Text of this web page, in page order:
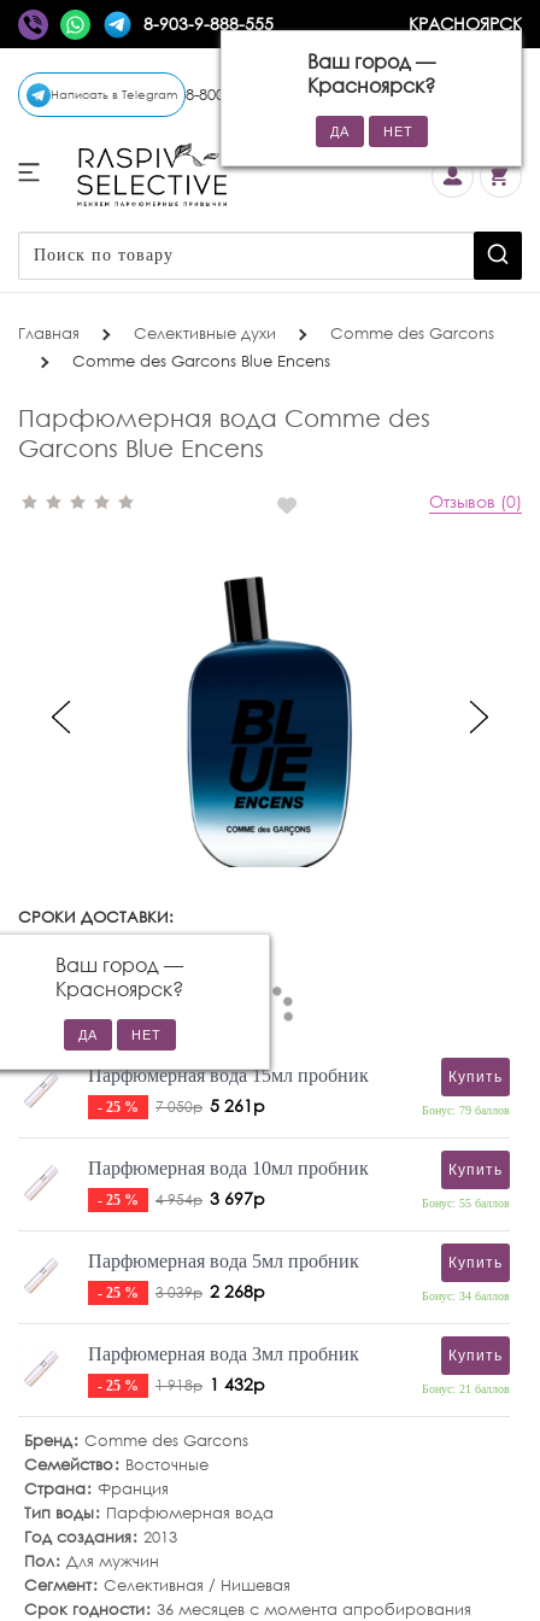
8-903-9-888-555 КРАСНОЯРСК
Ваш город —
Красноярск?
Написать в Telegram 8-800-770-72-34 (бесплатно)
Главная Селективные духи
Comme des Garcons
Comme des Garcons Blue Encens
Парфюмерная вода Comme des
Garcons Blue Encens
Отзывов (0)
СРОКИ ДОСТАВКИ:
Ваш город —
Красноярск?
Парфюмерная вода 15мл пробник
- 25 % 7 050р 5 261р
Купить
Бонус: 79 баллов
Парфюмерная вода 10мл пробник
- 25 % 4 954р 3 697р
Купить
Бонус: 55 баллов
Парфюмерная вода 5мл пробник
- 25 % 3 039р 2 268р
Купить
Бонус: 34 баллов
Парфюмерная вода 3мл пробник
- 25 % 1 918р 1 432р
Купить
Бонус: 21 баллов
Бренд Comme des Garcons
Семейство
Восточные
Страна Франция
Тип воды
Парфюмерная вода
Год создания 2013
Пол Для мужчин
Сегмент Селективная / Нишевая
Срок годности 36 месяцев с момента апробирования